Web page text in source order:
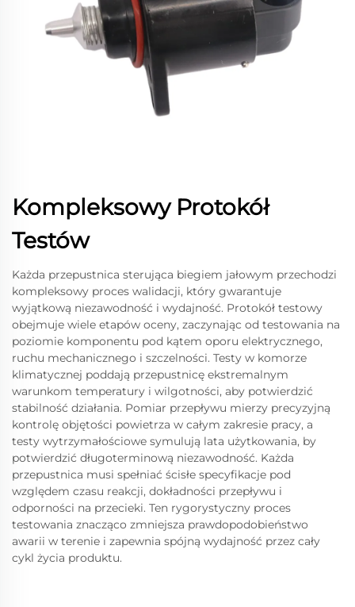
Kompleksowy Protokół
Testów
Każda przepustnica sterująca biegiem jałowym przechodzi
kompleksowy proces walidacji, który gwarantuje
wyjątkową niezawodność i wydajność. Protokół testowy
obejmuje wiele etapów oceny, zaczynając od testowania na
poziomie komponentu pod kątem oporu elektrycznego,
ruchu mechanicznego i szczelności. Testy w komorze
klimatycznej poddają przepustnicę ekstremalnym
warunkom temperatury i wilgotności, aby potwierdzić
stabilność działania. Pomiar przepływu mierzy precyzyjną
kontrolę objętości powietrza w całym zakresie pracy, a
testy wytrzymałościowe symulują lata użytkowania, by
potwierdzić długoterminową niezawodność. Każda
przepustnica musi spełniać ścisłe specyfikacje pod
względem czasu reakcji, dokładności przepływu i
odporności na przecieki. Ten rygorystyczny proces
testowania znacząco zmniejsza prawdopodobieństwo
awarii w terenie i zapewnia spójną wydajność przez cały
cykl życia produktu.